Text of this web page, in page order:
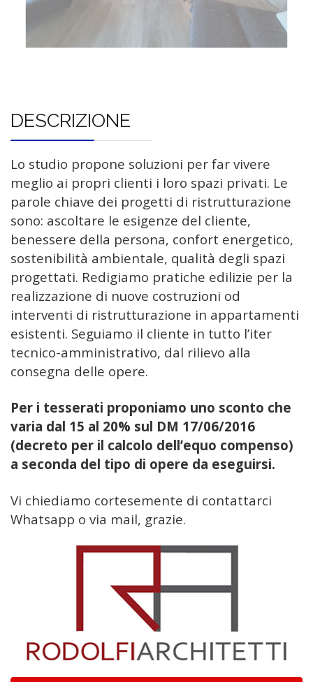
DESCRIZIONE
Lo studio propone soluzioni per far vivere
meglio ai propri clienti i loro spazi privati. Le
parole chiave dei progetti di ristrutturazione
sono: ascoltare le esigenze del cliente,
benessere della persona, confort energetico,
sostenibilità ambientale, qualità degli spazi
progettati. Redigiamo pratiche edilizie per la
realizzazione di nuove costruzioni od
interventi di ristrutturazione in appartamenti
esistenti. Seguiamo il cliente in tutto l’iter
tecnico-amministrativo, dal rilievo alla
consegna delle opere.
Per i tesserati proponiamo uno sconto che
varia dal 15 al 20% sul DM 17/06/2016
(decreto per il calcolo dell’equo compenso)
a seconda del tipo di opere da eseguirsi.
Vi chiediamo cortesemente di contattarci
Whatsapp o via mail, grazie.